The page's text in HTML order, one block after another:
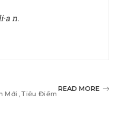
n.
Mới Tiêu Điểm
READ MORE